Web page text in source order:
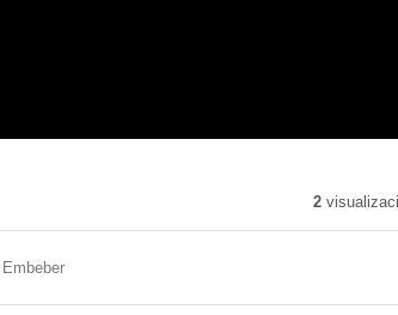
2
Embeber